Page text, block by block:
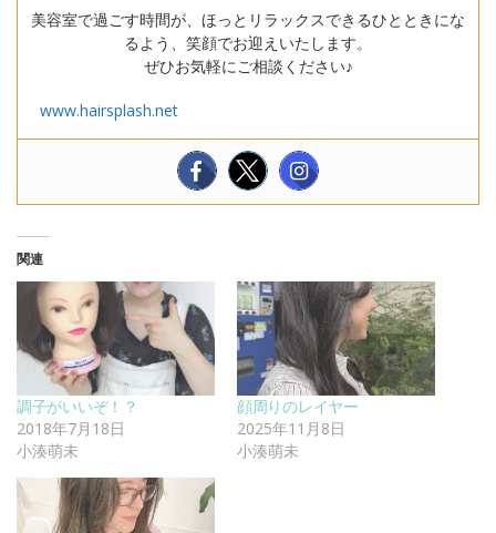
美容室で過ごす時間が、ほっとリラックスできるひとときにな
るよう、笑顔でお迎えいたします。
ぜひお気軽にご相談ください♪
www.hairsplash.net
関連
調子がいいぞ！？
2018年7月18日
小湊萌未
顔周りのレイヤー
2025年11月8日
小湊萌未